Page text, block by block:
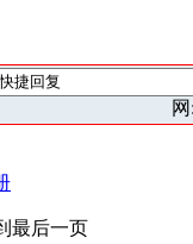
最后一页